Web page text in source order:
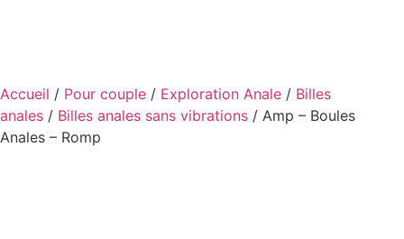
Accueil / Pour couple / Exploration Anale / Billes
anales / Billes anales sans vibrations / Amp – Boules
Anales – Romp